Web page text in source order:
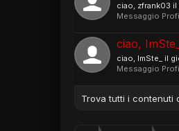
ciao, zfrank03 il
Messaggio
ciao,
ciao, ImSte_ il
Messaggio
Trova tutti i contenuti